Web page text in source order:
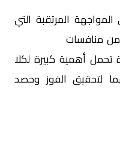
المرتقبة التي
منافسات
تحمل أهمية كبيرة لكلا
لتحقيق الفوز وحصد